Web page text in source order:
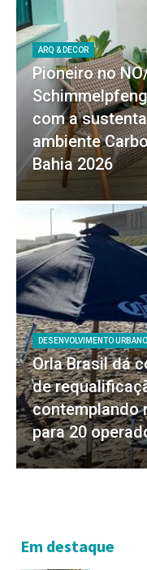
ARQ & DECOR
Pioneiro no
com a
ambiente
Bahia 2026
DESENVOLVIMENTO URBANO
Orla Brasil dá
de
contemplando
para 20
Em destaque